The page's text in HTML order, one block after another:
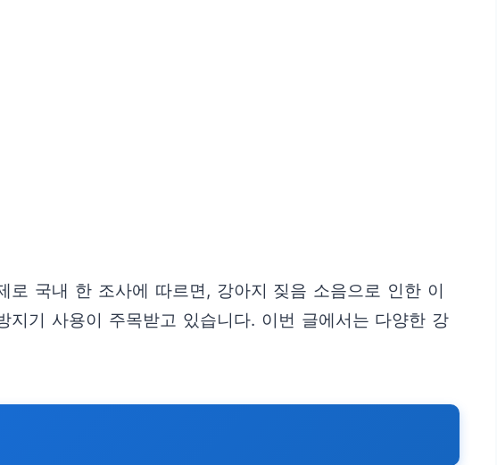
국내 한 조사에 따르면, 강아지 짖음 소음으로 인한 이
기 사용이 주목받고 있습니다. 이번 글에서는 다양한 강